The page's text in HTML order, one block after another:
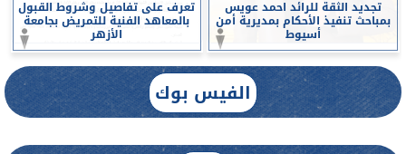
تجديد الثقة للرائد احمد عويس
بمباحث تنفيذ الأحكام بمديرية أمن
أسيوط
تعرف على تفاصيل وشروط القبول
بالمعاهد الفنية للتمريض بجامعة
الأزهر
الفيس بوك